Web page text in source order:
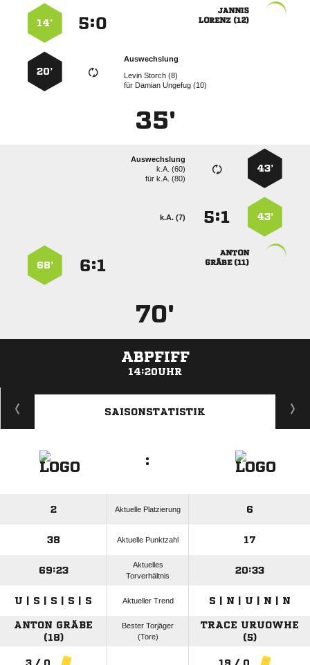

 
:
14’
Auswechslung
  
für   
20’
35'
43’
Auswechslung
k.A. (60)
fürk.A. (80)
43’
:
k.A. (7)

 
:
68’
70'
ABPFIFF
14:20UHR
ANZEIGE
SAISONSTATISTIK
:
2 Aktuelle Platzierung 6
38 Aktuelle Punktzahl 17
69:23
Aktuelles
Torverhältnis
20:33
U | S | S | S | S Aktueller Trend S | N | U | N | N
ANTON GRÄBE
(18)
Bester Torjäger
(Tore)
TRACE URUOWHE
(5)
3 / 0 19 / 0